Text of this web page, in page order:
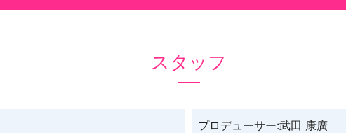
スタッフ
プロデューサー:武田 康廣